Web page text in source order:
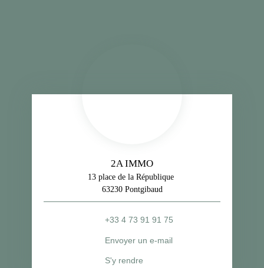
2A IMMO
13 place de la République
63230 Pontgibaud
+33 4 73 91 91 75
Envoyer un e-mail
S'y rendre